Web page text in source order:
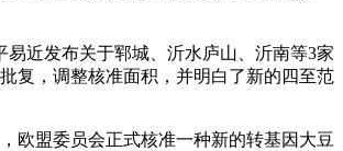
近发布关于郓城、沂水庐山、沂南等3家
复，调整核准面积，并明白了新的四至范
盟委员会正式核准一种新的转基因大豆